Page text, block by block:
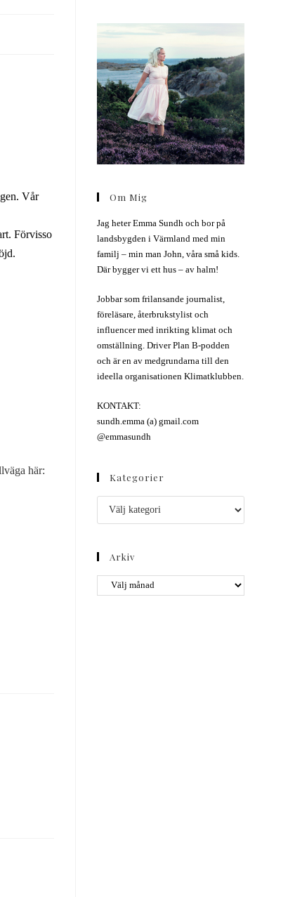
Vår
Förvisso
här:
Om Mig
Jag heter Emma Sundh och bor på
landsbygden i Värmland med min
familj – min man John, våra små kids.
Där bygger vi ett hus – av halm!
Jobbar som frilansande journalist,
föreläsare, återbrukstylist och
influencer med inrikting klimat och
omställning. Driver Plan B-podden
och är en av medgrundarna till den
ideella organisationen Klimatklubben.
KONTAKT:
sundh.emma (a) gmail.com
@emmasundh
Kategorier
Arkiv